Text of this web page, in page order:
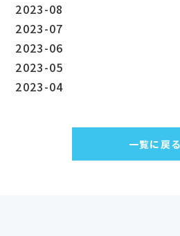
2023-08
2023-07
2023-06
2023-05
2023-04
一覧に戻る